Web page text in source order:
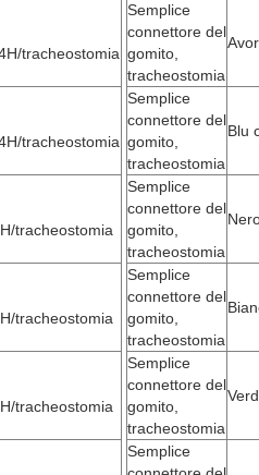
tracheostomia
Semplice
connettore del
gomito,
tracheostomia
tracheostomia
Semplice
connettore del
gomito,
tracheostomia
Blu
tracheostomia
Semplice
connettore del
gomito,
tracheostomia
tracheostomia
Semplice
connettore del
gomito,
tracheostomia
tracheostomia
Semplice
connettore del
gomito,
tracheostomia
Semplice